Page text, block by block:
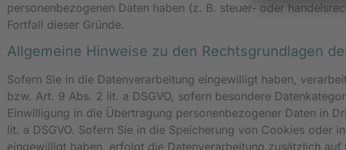
personenbezogenen Daten haben (z. B. steuer- oder
Fortfall dieser Gründe.
Allgemeine Hinweise zu den Rechtsgrundlagen
Sofern Sie in die Datenverarbeitung eingewilligt haben,
bzw. Art. 9 Abs. 2 lit. a DSGVO, sofern besondere
Einwilligung in die Übertragung personenbezogener Daten in
lit. a DSGVO. Sofern Sie in die Speicherung von Cookies oder
eingewilligt haben, erfolgt die Datenverarbeitung zusätzlich